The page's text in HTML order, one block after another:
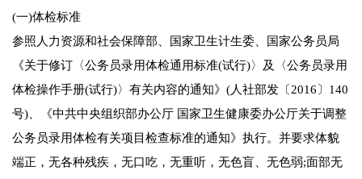
(一)体检标准
参照人力资源和社会保障部、国家卫生计生委、国家公务员局
《关于修订〈公务员录用体检通用标准(试行)〉及〈公务员录用
体检操作手册(试行)〉有关内容的通知》(人社部发〔2016〕140
号)、《中共中央组织部办公厅 国家卫生健康委办公厅关于调整
公务员录用体检有关项目检查标准的通知》执行。并要求体貌
端正，无各种残疾，无口吃，无重听，无色盲、无色弱;面部无